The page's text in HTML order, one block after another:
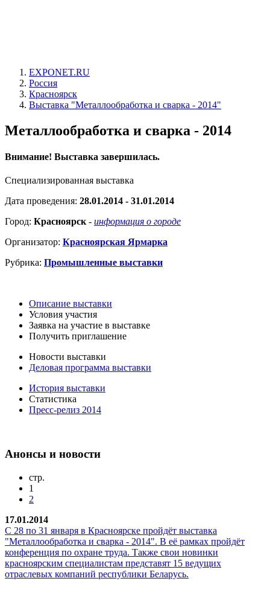
EXPONET.RU
Россия
Красноярск
Выставка "Металлообработка и сварка - 2014"
Металлообработка и сварка - 2014
Внимание! Выставка завершилась.
Специализированная выставка
Дата проведения: 28.01.2014 - 31.01.2014
Город: Красноярск - информация о городе
Организатор: Красноярская Ярмарка
Рубрика: Промышленные выставки
Описание выставки
Условия участия
Заявка на участие в выставке
Получить приглашение
Новости выставки
Деловая программа выставки
История выставки
Статистика
Пресс-релиз 2014
Анонсы и новости
стр.
1
2
17.01.2014
С 28 по 31 января в Красноярске пройдёт выставка
"Металлообработка и сварка - 2014". В её рамках пройдёт
конференция по охране труда. Также свои новинки
красноярским специалистам представят 15 ведущих
отраслевых компаний республики Беларусь.